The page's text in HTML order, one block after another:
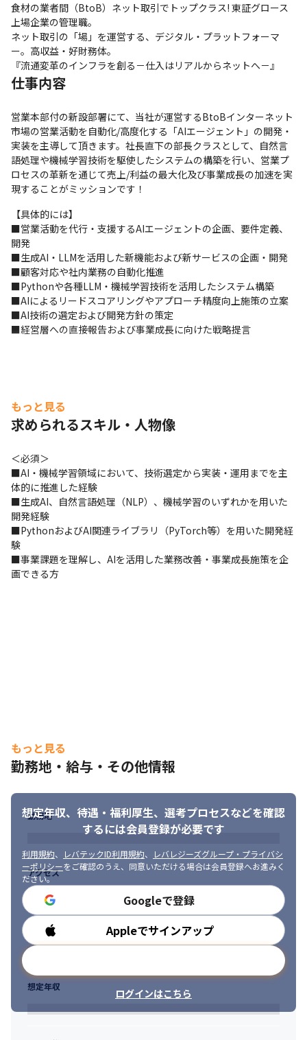
食材の業者間（BtoB）ネット取引でトップクラス! 東証グロース
上場企業の管理職。
ネット取引の「場」を運営する、デジタル・プラットフォーマ
ー。高収益・好財務体。
『流通変革のインフラを創る－仕入はリアルからネットへ－』
仕事内容
営業本部付の新設部署にて、当社が運営するBtoBインターネット
市場の営業活動を自動化/高度化する「AIエージェント」の開発・
実装を主導して頂きます。社長直下の部長クラスとして、自然言
語処理や機械学習技術を駆使したシステムの構築を行い、営業プ
ロセスの革新を通じて売上/利益の最大化及び事業成長の加速を実
現することがミッションです！
【具体的には】
■営業活動を代行・支援するAIエージェントの企画、要件定義、
開発
■生成AI・LLMを活用した新機能および新サービスの企画・開発
■顧客対応や社内業務の自動化推進
■Pythonや各種LLM・機械学習技術を活用したシステム構築
■AIによるリードスコアリングやアプローチ精度向上施策の立案
■AI技術の選定および開発方針の策定
■経営層への直接報告および事業成長に向けた戦略提言
もっと見る
求められるスキル・人物像
＜必須＞
■AI・機械学習領域において、技術選定から実装・運用までを主
体的に推進した経験
■生成AI、自然言語処理（NLP）、機械学習のいずれかを用いた
開発経験
■PythonおよびAI関連ライブラリ（PyTorch等）を用いた開発経
験
■事業課題を理解し、AIを活用した業務改善・事業成長施策を企
画できる方
もっと見る
勤務地・給与・その他情報
想定年収、待遇・福利厚生、 選考プロセスなどを確認
するには会員登録が必要です
利用規約、 レバテックID利用規約、
レバレジーズグループ・プライバシ
ーポリシーをご確認のうえ、同意いただける場合は会員登録へお進みく
ださい。
Googleで登録
Appleでサインアップ
ログインはこちら
勤務地
アクセス
勤務時間
想定年収